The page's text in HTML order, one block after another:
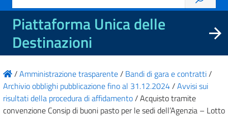
per:
Piattaforma Unica delle
Destinazioni
/Amministrazione trasparente/ Bandi di gara e contratti/
Archivio obblighi pubblicazione fino al 31.12.2024/Avvisi sui
risultati della procedura di affidamento/Acquisto tramite
convenzione Consip di buoni pasto per le sedi dell’Agenzia – Lotto